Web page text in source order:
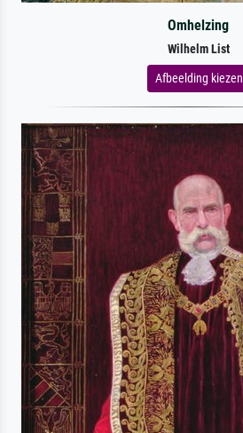
Omhelzing
Wilhelm List
Afbeelding kiezen